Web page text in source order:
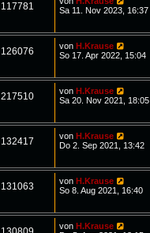
117781
Sa 11. Nov 2023, 16:37
126076 vonH.Krause
So 17. Apr 2022, 15:04
217510 vonH.Krause
Sa 20. Nov 2021, 18:05
132417 vonH.Krause
Do 2. Sep 2021, 13:42
131063 vonH.Krause
So 8. Aug 2021, 16:40
vonH.Krause